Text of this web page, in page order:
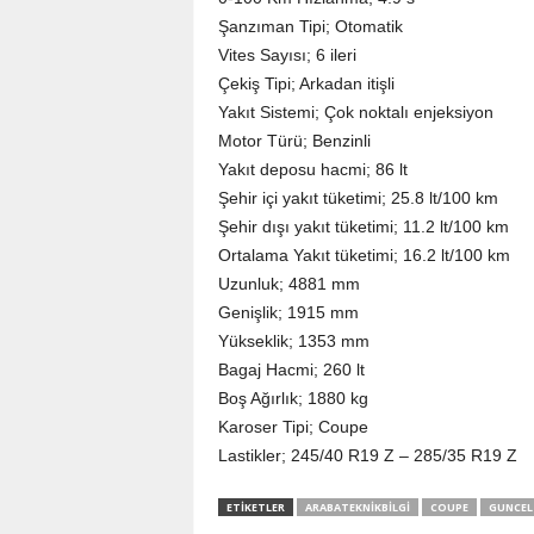
Şanzıman Tipi; Otomatik
Vites Sayısı; 6 ileri
Çekiş Tipi; Arkadan itişli
Yakıt Sistemi; Çok noktalı enjeksiyon
Motor Türü; Benzinli
Yakıt deposu hacmi; 86 lt
Şehir içi yakıt tüketimi; 25.8 lt/100 km
Şehir dışı yakıt tüketimi; 11.2 lt/100 km
Ortalama Yakıt tüketimi; 16.2 lt/100 km
Uzunluk; 4881 mm
Genişlik; 1915 mm
Yükseklik; 1353 mm
Bagaj Hacmi; 260 lt
Boş Ağırlık; 1880 kg
Karoser Tipi; Coupe
Lastikler; 245/40 R19 Z – 285/35 R19 Z
ETIKETLER ARABATEKNIKBILGI COUPE GUNCEL